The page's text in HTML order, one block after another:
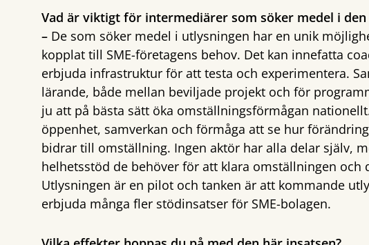
Vad är viktigt för intermediärer som söker medel i
– De som söker medel i utlysningen har en unik
kopplat till SME-företagens behov. Det kan innefatta
erbjuda infrastruktur för att testa och experimentera.
lärande, både mellan beviljade projekt och för
ju att på bästa sätt öka omställningsförmågan
öppenhet, samverkan och förmåga att se hur
bidrar till omställning. Ingen aktör har alla delar själv,
helhetsstöd de behöver för att klara omställningen och
Utlysningen är en pilot och tanken är att kommande
erbjuda många fler stödinsatser för SME-bolagen.